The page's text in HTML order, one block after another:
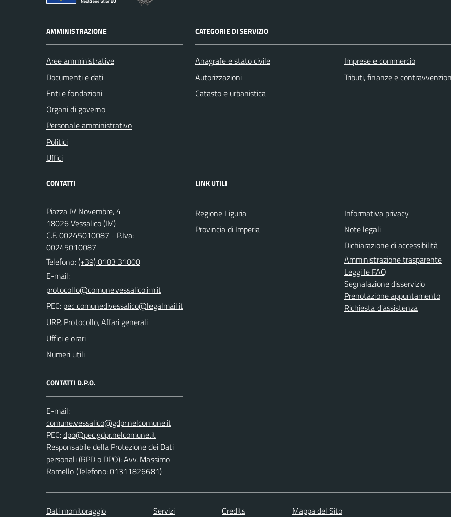
AMMINISTRAZIONE
Aree amministrative
Documenti e dati
Enti e fondazioni
Organi di governo
Personale amministrativo
Politici
Uffici
CATEGORIE DI SERVIZIO
Anagrafe e stato civile
Autorizzazioni
Catasto e urbanistica
Imprese e commercio
Tributi, finanze e
CONTATTI
Piazza IV Novembre, 4
18026 Vessalico (IM)
C.F. 00245010087 - P.Iva:
00245010087
Telefono:(+39) 0183 31000
E-mail:
PEC:
URP, Protocollo, Affari generali
Uffici e orari
Numeri utili
CONTATTI D.P.O.
E-mail:
PEC:
Responsabile della Protezione dei Dati
personali (RPD o DPO): Avv. Massimo
Ramello (Telefono: 01311826681)
LINK UTILI
Regione Liguria
Provincia di Imperia
Informativa privacy
Note legali
Dichiarazione di accessibilità
Amministrazione trasparente
Leggi le FAQ
Segnalazione disservizio
Prenotazione appuntamento
Richiesta d'assistenza
Dati monitoraggio Servizi Credits Mappa del Sito